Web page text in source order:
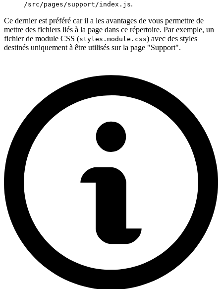
/src/pages/support/index.js.
Ce dernier est préféré car il a les avantages de vous permettre de
mettre des fichiers liés à la page dans ce répertoire. Par exemple, un
fichier de module CSS (styles.module.css) avec des styles
destinés uniquement à être utilisés sur la page "Support".